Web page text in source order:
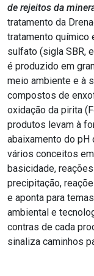
de rejeitos da
tratamento da
tratamento químico
sulfato (sigla SBR,
é produzido em
meio ambiente e à
compostos de
oxidação da pirita
produtos levam à
abaixamento do
vários conceitos
basicidade,
precipitação,
e aponta para
ambiental e
contras de cada
sinaliza caminhos